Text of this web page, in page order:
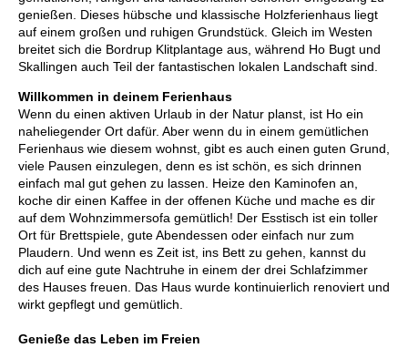
genießen. Dieses hübsche und klassische Holzferienhaus liegt
auf einem großen und ruhigen Grundstück. Gleich im Westen
breitet sich die Bordrup Klitplantage aus, während Ho Bugt und
Skallingen auch Teil der fantastischen lokalen Landschaft sind.
Willkommen in deinem Ferienhaus
Wenn du einen aktiven Urlaub in der Natur planst, ist Ho ein
naheliegender Ort dafür. Aber wenn du in einem gemütlichen
Ferienhaus wie diesem wohnst, gibt es auch einen guten Grund,
viele Pausen einzulegen, denn es ist schön, es sich drinnen
einfach mal gut gehen zu lassen. Heize den Kaminofen an,
koche dir einen Kaffee in der offenen Küche und mache es dir
auf dem Wohnzimmersofa gemütlich! Der Esstisch ist ein toller
Ort für Brettspiele, gute Abendessen oder einfach nur zum
Plaudern. Und wenn es Zeit ist, ins Bett zu gehen, kannst du
dich auf eine gute Nachtruhe in einem der drei Schlafzimmer
des Hauses freuen. Das Haus wurde kontinuierlich renoviert und
wirkt gepflegt und gemütlich.
Genieße das Leben im Freien